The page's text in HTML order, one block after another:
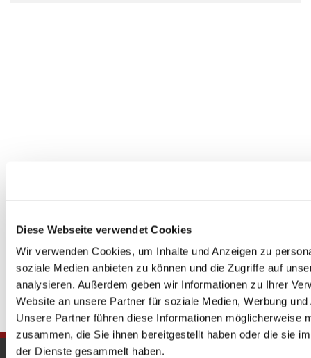
Diese Webseite verwendet Cookies
Wir verwenden Cookies, um Inhalte und Anzeigen zu
soziale Medien anbieten zu können und die Zugriffe auf
analysieren. Außerdem geben wir Informationen zu Ihrer
Website an unsere Partner für soziale Medien, Werbung
Unsere Partner führen diese Informationen möglicherweise
zusammen, die Sie ihnen bereitgestellt haben oder die sie
der Dienste gesammelt haben.